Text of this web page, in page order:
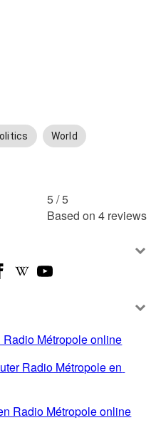
World
5 /5
Based on 4 reviews
Radio Métropole online
Radio Métropole en
Radio Métropole online